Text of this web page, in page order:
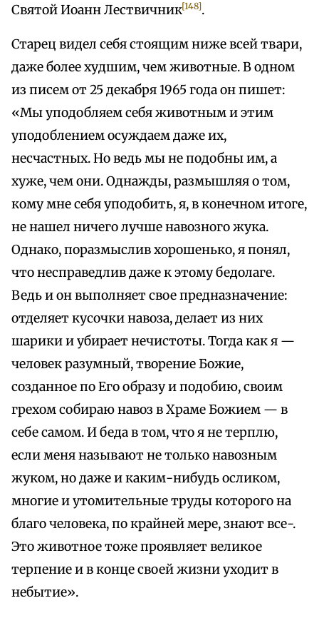
Святой Иоанн Лествичник[148].
Старец видел себя стоящим ниже всей твари,
даже более худшим, чем животные. В одном
из писем от 25 декабря 1965 года он пишет:
«Мы уподобляем себя животным и этим
уподоблением осуждаем даже их,
несчастных. Но ведь мы не подобны им, а
хуже, чем они. Однажды, размышляя о том,
кому мне себя уподобить, я, в конечном итоге,
не нашел ничего лучше навозного жука.
Однако, поразмыслив хорошенько, я понял,
что несправедлив даже к этому бедолаге.
Ведь и он выполняет свое предназначение:
отделяет кусочки навоза, делает из них
шарики и убирает нечистоты. Тогда как я —
человек разумный, творение Божие,
созданное по Его образу и подобию, своим
грехом собираю навоз в Храме Божием — в
себе самом. И беда в том, что я не терплю,
если меня называют не только навозным
жуком, но даже и каким-нибудь осликом,
многие и утомительные труды которого на
благо человека, по крайней мере, знают все-.
Это животное тоже проявляет великое
терпение и в конце своей жизни уходит в
небытие».